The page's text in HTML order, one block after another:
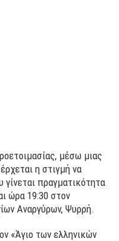
μέσω μιας
η στιγμή να
πραγματικότητα
ώρα 19:30 στον
Αναργύρων, Ψυρρή.
«Άγιο των ελληνικών